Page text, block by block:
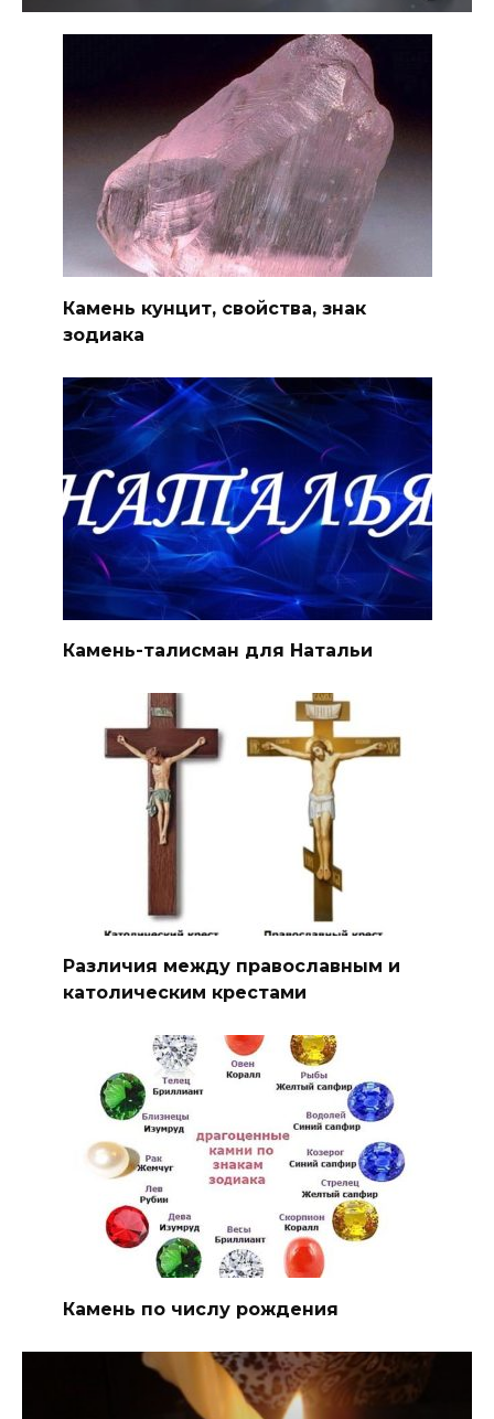
Камень кунцит, свойства, знак
зодиака
Камень-талисман для Натальи
Различия между православным и
католическим крестами
Камень по числу рождения